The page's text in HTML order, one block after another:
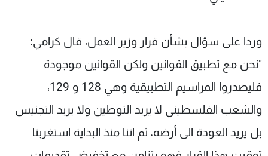
وردا على سؤال بشأن قرار وزير العمل، قال كرامي:
"نحن مع تطبيق القوانين ولكن القوانين موجودة
فليصدروا المراسيم التطبيقية وهي 128 و 129،
والشعب الفلسطيني لا يريد التوطين ولا يريد التجنيس
بل يريد العودة الى أرضه، ثم اننا منذ البداية استغربنا